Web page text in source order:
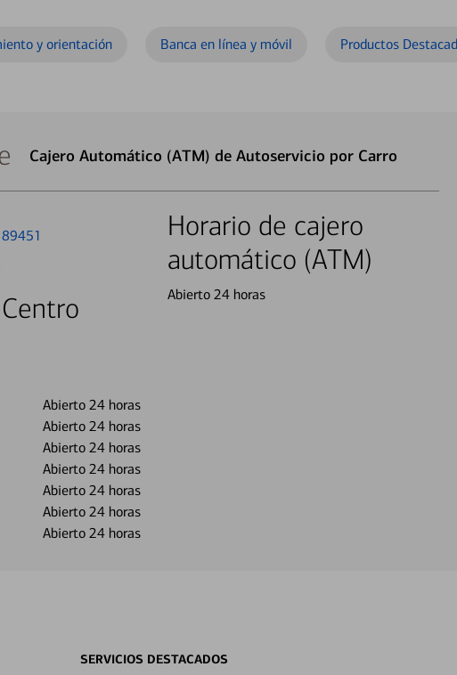
y orientación Banca en línea y móvil Productos
Cajero Automático (ATM) de Autoservicio por Carro
Abierto 24 horas
Abierto 24 horas
Abierto 24 horas
Abierto 24 horas
Abierto 24 horas
Abierto 24 horas
Abierto 24 horas
Horario de cajero
automático (ATM)
Abierto 24 horas
SERVICIOS DESTACADOS